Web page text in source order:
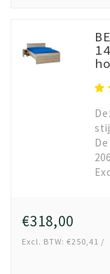
€318,00
Excl. BTW: €250,41 /